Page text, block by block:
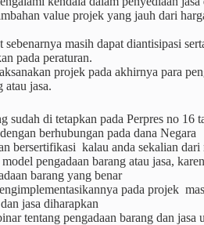
value projek yang jauh dari
masih dapat diantisipasi
pada peraturan.
projek pada akhirnya para
atau jasa.
sudah di tetapkan pada Perpres no 16
berhubungan pada dana Negara
bersertifikasi kalau anda sekalian
pengadaan barang atau jasa,
barang yang benar
pada projek
jasa diharapkan
tentang pengadaan barang dan